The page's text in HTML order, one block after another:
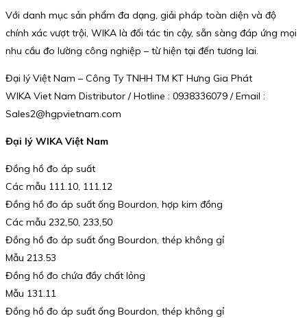
Với danh mục sản phẩm đa dạng, giải pháp toàn diện và độ
chính xác vượt trội, WIKA là đối tác tin cậy, sẵn sàng đáp ứng mọi
nhu cầu đo lường công nghiệp – từ hiện tại đến tương lai.
Đại lý Việt Nam – Công Ty TNHH TM KT Hưng Gia Phát
WIKA Viet Nam Distributor / Hotline : 0938336079 / Email :
Sales2@hgpvietnam.com
Đại lý WIKA Việt Nam
Đồng hồ đo áp suất
Các mẫu 111.10, 111.12
Đồng hồ đo áp suất ống Bourdon, hợp kim đồng
Các mẫu 232,50, 233,50
Đồng hồ đo áp suất ống Bourdon, thép không gỉ
Mẫu 213.53
Đồng hồ đo chứa đầy chất lỏng
Mẫu 131.11
Đồng hồ đo áp suất ống Bourdon, thép không gỉ